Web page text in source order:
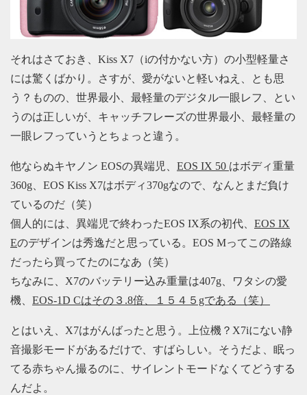
それはさておき、Kiss X7（iの付かない方）の小型軽量さ
には驚くばかり。さすが、愛がないと軽いねえ、とも思
う？ものの、世界最小、最軽量のデジタル一眼レフ、とい
うのは正しいが、キャッチフレーズの世界最小、最軽量の
一眼レフっていうとちょっと違う。
他ならぬキヤノン EOSの異端児、 EOS IX 50 はボディ重量
360g、EOS Kiss X7はボディ370gなので、なんとまだ負け
ているのだ（笑）
個人的には、異端児で終わったEOS IX系の初代、 EOS IX
Eのデザインは秀逸だと思っている。EOS Mってこの路線
だったら買ってたのになあ（笑）
ちなみに、X7のバッテリー込み重量は407g、ワタシの愛
機、 EOS-1D Cはその３.8倍、１５４５gである（笑）
とはいえ、X7はがんばったと思う。上位機？X7iにない静
音撮影モードがあるだけで、すばらしい。そうだよ、眠っ
てる赤ちゃん撮るのに、サイレントモードなくてどうする
んだよ。